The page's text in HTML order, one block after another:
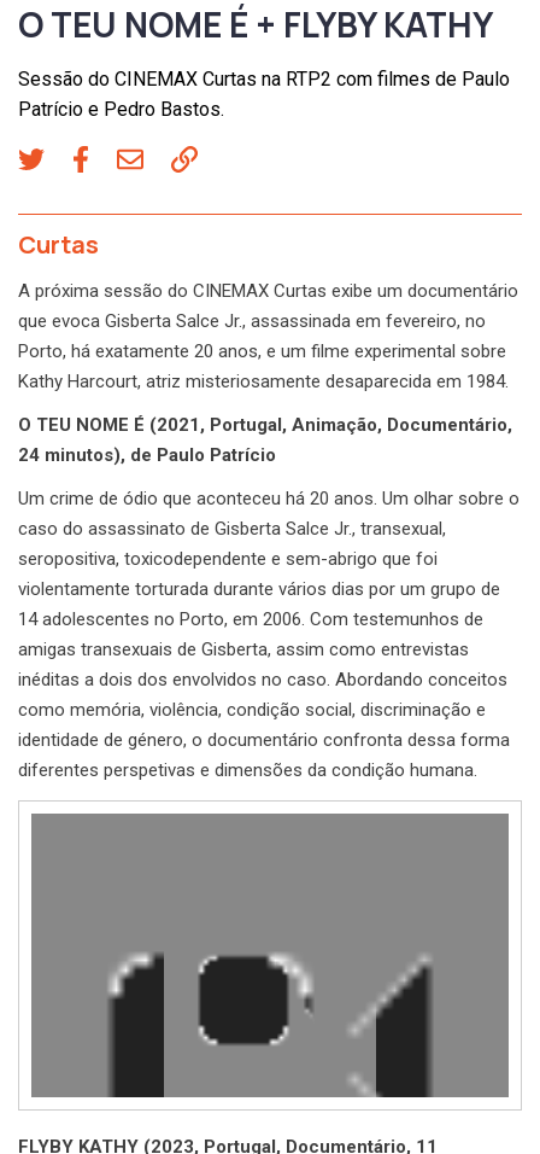
O TEU NOME É + FLYBY KATHY
Sessão do CINEMAX Curtas na RTP2 com filmes de Paulo
Patrício e Pedro Bastos.
Curtas
A próxima sessão do CINEMAX Curtas exibe um documentário
que evoca Gisberta Salce Jr., assassinada em fevereiro, no
Porto, há exatamente 20 anos, e um filme experimental sobre
Kathy Harcourt, atriz misteriosamente desaparecida em 1984.
O TEU NOME É (2021, Portugal, Animação, Documentário,
24 minutos), de Paulo Patrício
Um crime de ódio que aconteceu há 20 anos. Um olhar sobre o
caso do assassinato de Gisberta Salce Jr., transexual,
seropositiva, toxicodependente e sem-abrigo que foi
violentamente torturada durante vários dias por um grupo de
14 adolescentes no Porto, em 2006. Com testemunhos de
amigas transexuais de Gisberta, assim como entrevistas
inéditas a dois dos envolvidos no caso. Abordando conceitos
como memória, violência, condição social, discriminação e
identidade de género, o documentário confronta dessa forma
diferentes perspetivas e dimensões da condição humana.
FLYBY KATHY (2023, Portugal, Documentário, 11